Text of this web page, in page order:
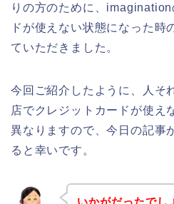
りの方のために、
ドが使えない状態になった時
ていただきました。
今回ご紹介したように、人そ
店でクレジットカードが使え
異なりますので、今日の記事
ると幸いです。